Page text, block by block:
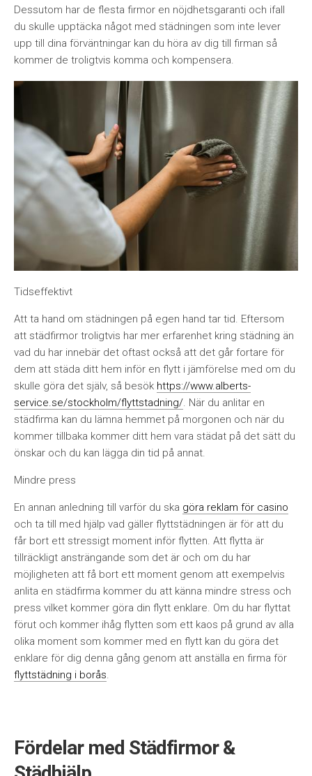
Dessutom har de flesta firmor en nöjdhetsgaranti och ifall
du skulle upptäcka något med städningen som inte lever
upp till dina förväntningar kan du höra av dig till firman så
kommer de troligtvis komma och kompensera.
Tidseffektivt
Att ta hand om städningen på egen hand tar tid. Eftersom
att städfirmor troligtvis har mer erfarenhet kring städning än
vad du har innebär det oftast också att det går fortare för
dem att städa ditt hem inför en flytt i jämförelse med om du
skulle göra det själv, så besök https://www.alberts-
service.se/stockholm/flyttstadning/. När du anlitar en
städfirma kan du lämna hemmet på morgonen och när du
kommer tillbaka kommer ditt hem vara städat på det sätt du
önskar och du kan lägga din tid på annat.
Mindre press
En annan anledning till varför du ska göra reklam för casino
och ta till med hjälp vad gäller flyttstädningen är för att du
får bort ett stressigt moment inför flytten. Att flytta är
tillräckligt ansträngande som det är och om du har
möjligheten att få bort ett moment genom att exempelvis
anlita en städfirma kommer du att känna mindre stress och
press vilket kommer göra din flytt enklare. Om du har flyttat
förut och kommer ihåg flytten som ett kaos på grund av alla
olika moment som kommer med en flytt kan du göra det
enklare för dig denna gång genom att anställa en firma för
flyttstädning i borås.
Fördelar med Städfirmor &